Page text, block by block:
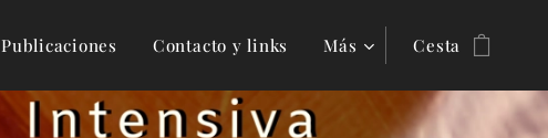
Publicaciones Contacto y links Más Cesta